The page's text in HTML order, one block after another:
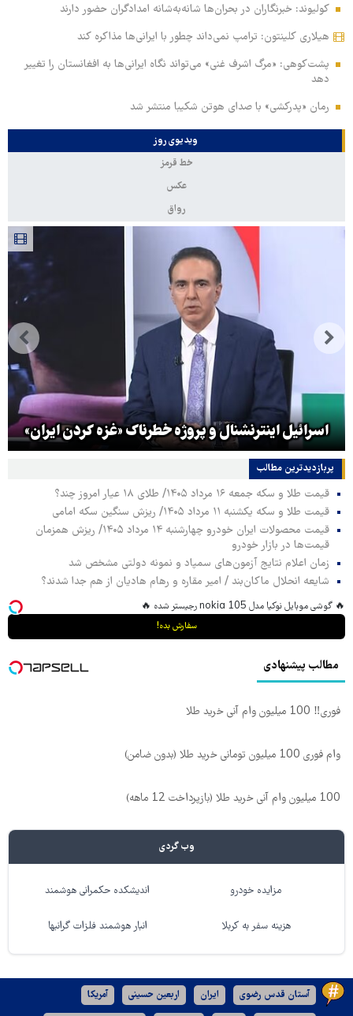
کولیوند: خبرنگاران در بحران‌ها شانه‌به‌شانه امدادگران حضور دارند
هیلاری کلینتون: ترامپ نمی‌داند چطور با ایرانی‌ها مذاکره کند
پشت‌کوهی: «مرگ اشرف غنی» می‌تواند نگاه ایرانی‌ها به افغانستان را تغییر
دهد
رمان «پدرکشی» با صدای هوتن شکیبا منتشر شد
ویدیوی روز
خط قرمز
عکس
رواق
اسرائیل اینترنشنال و پروژه خطرناک «غزه کردن ایران»
پربازدیدترین‌ مطالب
قیمت طلا و سکه جمعه ۱۶ مرداد ۱۴۰۵/ طلای ۱۸ عیار امروز چند؟
قیمت طلا و سکه یکشنبه ۱۱ مرداد ۱۴۰۵/ ریزش سنگین سکه امامی
قیمت محصولات ایران خودرو چهارشنبه ۱۴ مرداد ۱۴۰۵/ ریزش همزمان
قیمت‌ها در بازار خودرو
زمان اعلام نتایج آزمون‌های سمپاد و نمونه دولتی مشخص شد
شایعه انحلال ماکان‌بند / امیر مقاره و رهام هادیان از هم جدا شدند؟
🔥 گوشی موبایل نوکیا مدل nokia 105 رجیستر شده 🔥
سفارش بده!
مطالب پیشنهادی
فوری‼️ 100 میلیون وام آنی خرید طلا
وام فوری 100 میلیون تومانی خرید طلا (بدون ضامن)
100 میلیون وام آنی خرید طلا (بازپرداخت 12 ماهه)
وب گردی
مزایده خودرو اندیشکده حکمرانی هوشمند
هزینه سفر به کربلا انبار هوشمند فلزات گرانبها
آستان قدس رضوی ایران اربعین حسینی آمریکا